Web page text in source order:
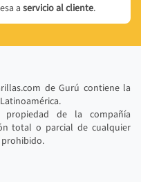
aservicio al cliente.
de Gurú contiene la
propiedad de la compañía
total o parcial de cualquier